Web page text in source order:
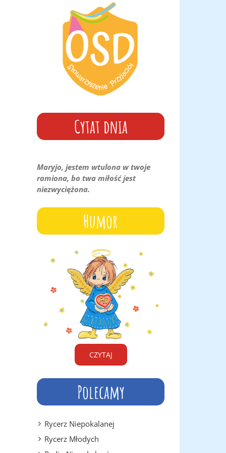
do
dołu
aby
zwiększyć
lub
Cytat dnia
Maryjo, jestem wtulona w twoje
ramiona, bo twa miłość jest
niezwyciężona.
Humor
CZYTAJ
Polecamy
Rycerz Niepokalanej
Rycerz Młodych